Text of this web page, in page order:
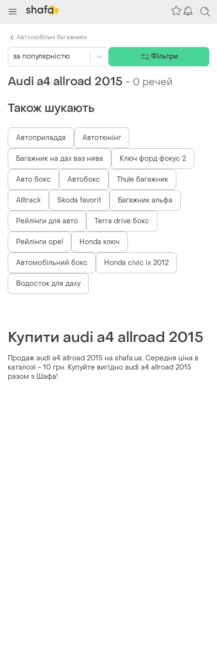
Audi a4 allroad 2015 - 0 речей
Також шукають
Автоприладдя Автотюнінг
Багажник на дах ваз нива Ключ форд фокус 2
Авто бокс Автобокс Thule багажник
Alltrack Skoda favorit Багажник альфа
Рейлінги для авто Terra drive бокс
Рейлінги opel Honda ключ
Автомобільний бокс Honda civic ix 2012
Водосток для даху
Купити audi a4 allroad 2015
Продаж audi a4 allroad 2015 на shafa.ua. Середня ціна в
каталозі - 10 грн. Купуйте вигідно audi a4 allroad 2015
разом з Шафа!
за популярністю Фільтри
Автомобільні багажники